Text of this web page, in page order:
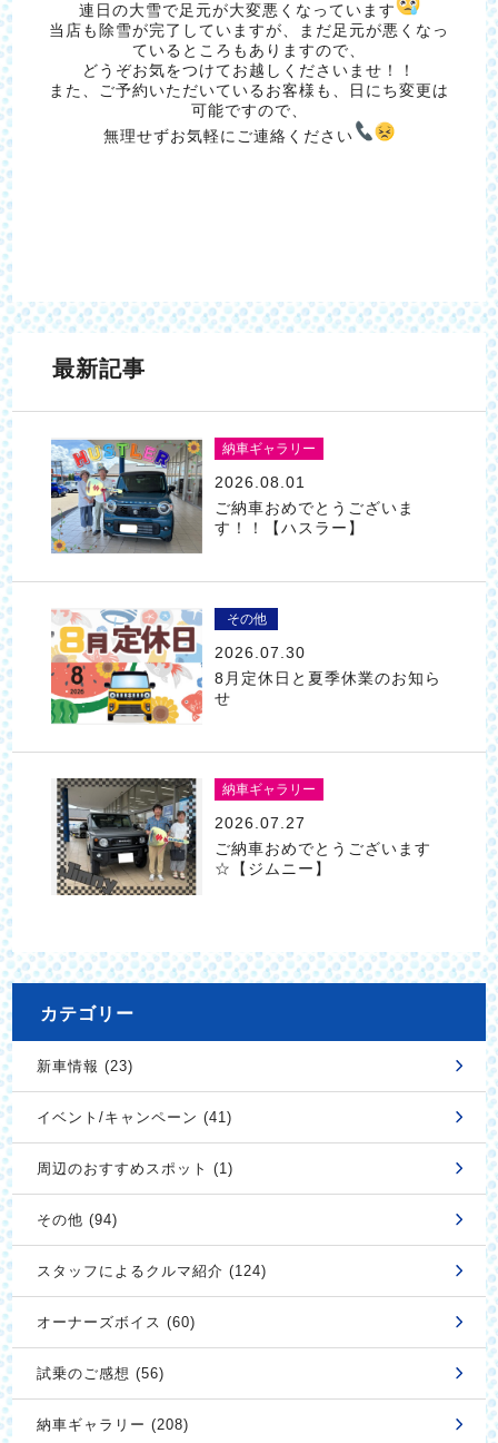
連日の大雪で足元が大変悪くなっています
当店も除雪が完了していますが、まだ足元が悪くなっ
ているところもありますので、
どうぞお気をつけてお越しくださいませ！！
また、ご予約いただいているお客様も、日にち変更は
可能ですので、
無理せずお気軽にご連絡ください
最新記事
納車ギャラリー
2026.08.01
ご納車おめでとうございま
す！！【ハスラー】
その他
2026.07.30
8月定休日と夏季休業のお知ら
せ
納車ギャラリー
2026.07.27
ご納車おめでとうございます
☆【ジムニー】
カテゴリー
新車情報 (23)
イベント/キャンペーン (41)
周辺のおすすめスポット (1)
その他 (94)
スタッフによるクルマ紹介 (124)
オーナーズボイス (60)
試乗のご感想 (56)
納車ギャラリー (208)